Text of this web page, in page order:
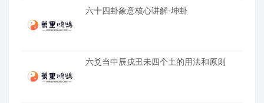
六十四卦象意核心讲解-坤卦
六爻当中辰戌丑未四个土的用法和原则